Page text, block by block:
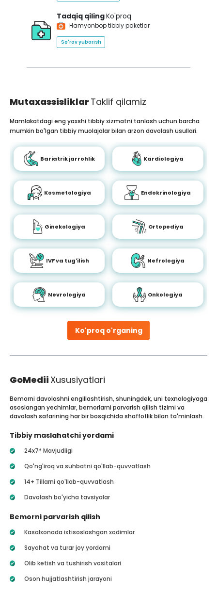
Tadqiq qilingKo'proq
Hamyonbop tibbiy paketlar
So'rov yuborish
Mutaxassisliklar Taklif qilamiz
Ko'proq o'rganing
Mamlakatdagi eng yaxshi tibbiy xizmatni tanlash uchun barcha
mumkin bo'lgan tibbiy muolajalar bilan arzon davolash usullari.
Bariatrik jarrohlik Kardiologiya
Kosmetologiya Endokrinologiya
Ginekologiya Ortopediya
IVF va tug'ilish Nefrologiya
Nevrologiya Onkologiya
GoMedii Xususiyatlari
Bemorni davolashni engillashtirish, shuningdek, uni texnologiyaga
asoslangan yechimlar, bemorlarni parvarish qilish tizimi va
davolash safarining har bir bosqichida shaffoflik bilan ta'minlash.
Tibbiy maslahatchi yordami
24x7* Mavjudligi
Qo'ng'iroq va suhbatni qo'llab-quvvatlash
14+ Tillarni qo'llab-quvvatlash
Davolash bo'yicha tavsiyalar
Bemorni parvarish qilish
Kasalxonada ixtisoslashgan xodimlar
Sayohat va turar joy yordami
Olib ketish va tushirish vositalari
Oson hujjatlashtirish jarayoni